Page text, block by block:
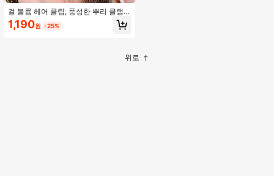
걸 볼륨 헤어 클립, 풍성한 뿌리 클램
프, 컬 클립, 앞머리 클립 헤어 스타일
링 도구 키트
1,190원 -25%
위로